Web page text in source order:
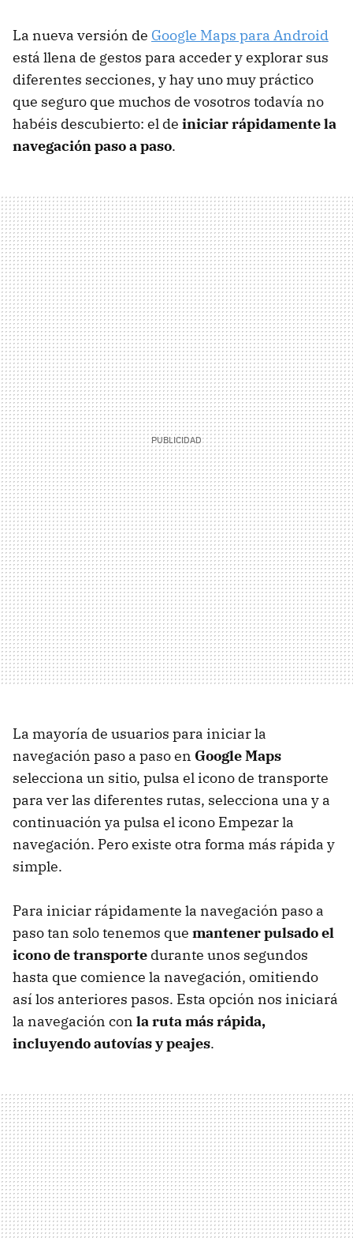
La nueva versión de Google Maps para Android
está llena de gestos para acceder y explorar sus
diferentes secciones, y hay uno muy práctico
que seguro que muchos de vosotros todavía no
habéis descubierto: el de iniciar rápidamente la
navegación paso a paso.
La mayoría de usuarios para iniciar la
navegación paso a paso en Google Maps
selecciona un sitio, pulsa el icono de transporte
para ver las diferentes rutas, selecciona una y a
continuación ya pulsa el icono Empezar la
navegación. Pero existe otra forma más rápida y
simple.
Para iniciar rápidamente la navegación paso a
paso tan solo tenemos que mantener pulsado el
icono de transporte durante unos segundos
hasta que comience la navegación, omitiendo
así los anteriores pasos. Esta opción nos iniciará
la navegación con la ruta más rápida,
incluyendo autovías y peajes.